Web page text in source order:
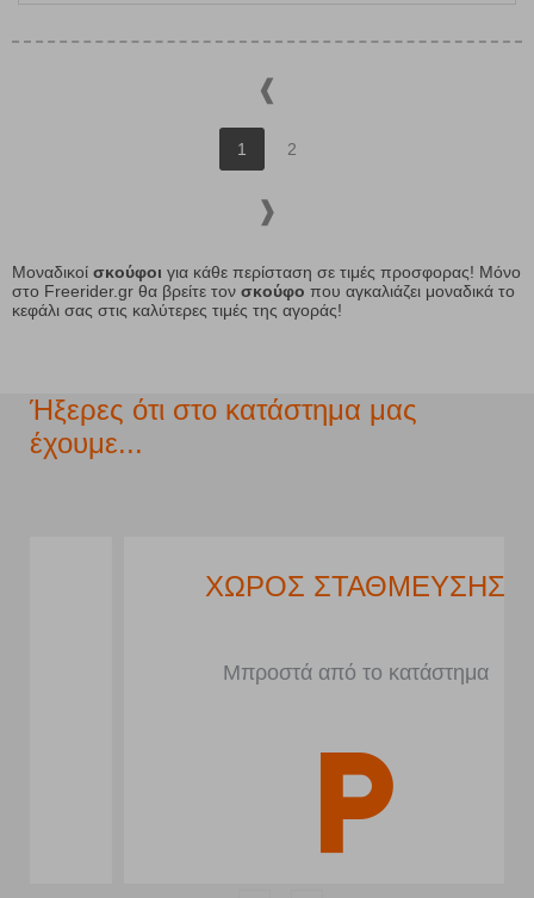
1 2
Μοναδικοί σκούφοι για κάθε περίσταση σε τιμές προσφορας! Μόνο
στο Freerider.gr θα βρείτε τον σκούφο που αγκαλιάζει μοναδικά το
κεφάλι σας στις καλύτερες τιμές της αγοράς!
Ήξερες ότι στο κατάστημα μας
έχουμε...
ΧΩΡΟΣ ΣΤΑΘΜΕΥΣΗΣ
Μπροστά από το κατάστημα